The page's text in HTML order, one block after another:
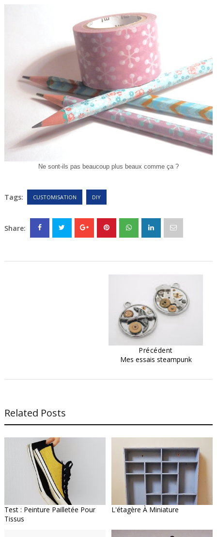
Ne sont-ils pas beaucoup plus beaux comme ça ?
Tags: CUSTOMISATION DIY
Share:
Précédent
Mes essais steampunk
Related Posts
Test : Peinture Pailletée Pour
Tissus
L'étagère À Miniature